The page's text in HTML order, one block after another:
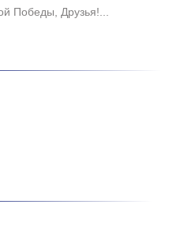
Победы, Друзья!...